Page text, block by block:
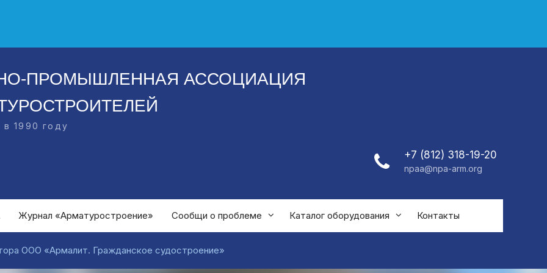
ПРОМЫШЛЕННАЯ АССОЦИАЦИЯ
в 1990 году
+7 (812) 318-19-20
npaa@npa-arm.org
Журнал «Арматуростроение» Сообщи о проблеме Каталог оборудования Контакты
ООО «Армалит. Гражданское судостроение»